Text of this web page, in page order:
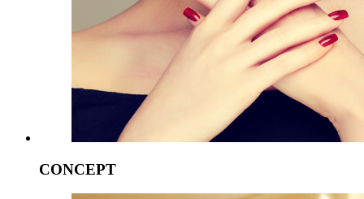
CONCEPT